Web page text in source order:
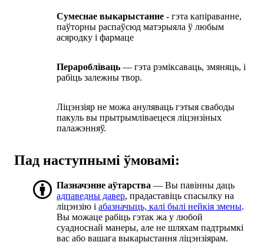
Сумеснае выкарыстанне - гэта капіраванне,
паўторны распаўсюд матэрыяла ў любым
асяродку і фармаце
Пераробліваць — гэта рэміксаваць, змяняць, і
рабіць залежны твор.
Ліцэнзіяр не можа ануляваць гэтыя свабоды
пакуль вы прытрымліваецеся ліцэнзіных
палажэнняў.
Пад наступнымі ўмовамі:
Пазначэнне аўтарства — Вы павінны даць
адпаведны давер, прадаставіць спасылку на
ліцэнзію і абазначыць, калі былі нейкія змены.
Вы можаце рабіць гэтак жа у любой
суадноснай манеры, але не шляхам падтрымкі
вас або вашага выкарыстання ліцэнзіярам.